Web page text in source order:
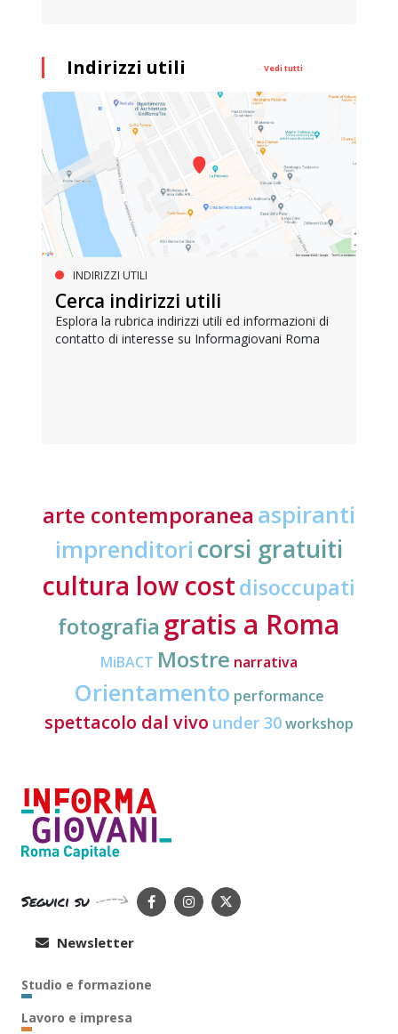
Indirizzi utili Vedi tutti
INDIRIZZI UTILI
Cerca indirizzi utili
Esplora la rubrica indirizzi utili ed informazioni di
contatto di interesse su Informagiovani Roma
arte contemporanea aspiranti
imprenditori corsi gratuiti
cultura low costdisoccupati
fotografia gratis a Roma
MiBACT Mostre narrativa
Orientamento performance
spettacolo dal vivo under 30workshop
Seguici su
Newsletter
Studio e formazione
Lavoro e impresa